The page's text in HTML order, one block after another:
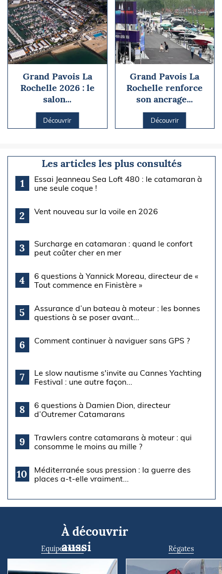
Grand Pavois La
Rochelle 2026 : le
salon...
Découvrir
Grand Pavois La
Rochelle renforce
son ancrage...
Découvrir
Les articles les plus consultés
1
Essai Jeanneau Sea Loft 480 : le catamaran à
une seule coque !
2 Vent nouveau sur la voile en 2026
3
Surcharge en catamaran : quand le confort
peut coûter cher en mer
4
6 questions à Yannick Moreau, directeur de «
Tout commence en Finistère »
5
Assurance d’un bateau à moteur : les bonnes
questions à se poser avant...
6 Comment continuer à naviguer sans GPS ?
7
Le slow nautisme s'invite au Cannes Yachting
Festival : une autre façon...
8
6 questions à Damien Dion, directeur
d’Outremer Catamarans
9
Trawlers contre catamarans à moteur : qui
consomme le moins au mille ?
10
Méditerranée sous pression : la guerre des
places a-t-elle vraiment...
À découvrir
aussi
Equipements Régates